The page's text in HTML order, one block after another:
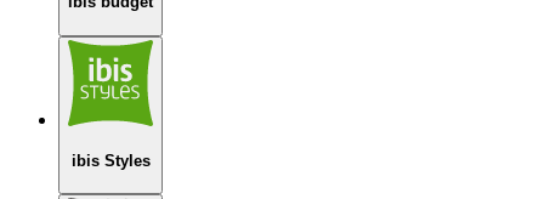
ibis Styles